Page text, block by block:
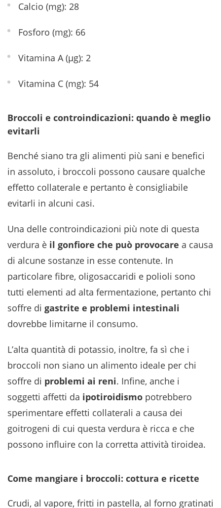
Calcio (mg): 28
Fosforo (mg): 66
Vitamina A (µg): 2
Vitamina C (mg): 54
Broccoli e controindicazioni: quando è meglio
evitarli
Benché siano tra gli alimenti più sani e benefici
in assoluto, i broccoli possono causare qualche
effetto collaterale e pertanto è consigliabile
evitarli in alcuni casi.
Una delle controindicazioni più note di questa
verdura è il gonfiore che può provocare a causa
di alcune sostanze in esse contenute. In
particolare fibre, oligosaccaridi e polioli sono
tutti elementi ad alta fermentazione, pertanto chi
soffre di gastrite e problemi intestinali
dovrebbe limitarne il consumo.
L’alta quantità di potassio, inoltre, fa sì che i
broccoli non siano un alimento ideale per chi
soffre di problemi ai reni. Infine, anche i
soggetti affetti da ipotiroidismo potrebbero
sperimentare effetti collaterali a causa dei
goitrogeni di cui questa verdura è ricca e che
possono influire con la corretta attività tiroidea.
Come mangiare i broccoli: cottura e ricette
Crudi, al vapore, fritti in pastella, al forno gratinati